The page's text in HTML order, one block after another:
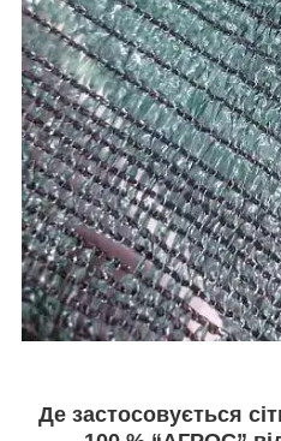
Де застосовується